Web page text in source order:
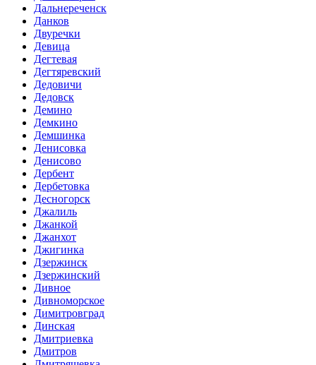
Дальнереченск
Данков
Двуречки
Девица
Дегтевая
Дегтяревский
Дедовичи
Дедовск
Демино
Демкино
Демшинка
Денисовка
Денисово
Дербент
Дербетовка
Десногорск
Джалиль
Джанкой
Джанхот
Джигинка
Дзержинск
Дзержинский
Дивное
Дивноморское
Димитровград
Динская
Дмитриевка
Дмитров